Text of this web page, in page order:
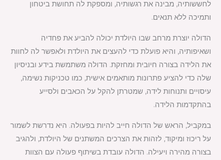
לחששותיה, מבינה את רגשותיה, ומספקת לה תחושת ביטחון
ותמיכה ללא תנאים.
הדולה יוצרת מרחב שבו היולדת יכולה להביע את פחדיה
ושאיפותיה, והיא פועלת כדי להעצים את היולדת ולאפשר לה לחוות
את הלידה בצורה חיובית ומחזקת. הדולה משתמשת בידע ובניסיון
שלה כדי להציע פתרונות מותאמים אישית, כמו טכניקות נשימה,
עיסויים ותנוחות לידה, שמטרתן להקל על הכאבים ולסייע
בהתקדמות הלידה.
במקביל, הראש של הדולה חייב להיות בפעולה. היא נדרשת לשמור
על ריכוז ומיקוד, לזהות את הצרכים המשתנים של היולדת, ולהגיב
בצורה מהירה ויעילה. הדולה עובדת בשיתוף פעולה עם הצוות